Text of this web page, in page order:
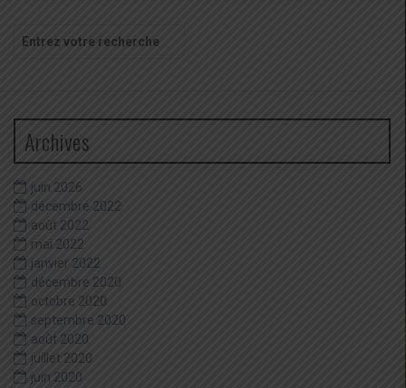
pour
Archives
juin 2026
décembre 2022
août 2022
mai 2022
janvier 2022
décembre 2020
octobre 2020
septembre 2020
août 2020
juillet 2020
juin 2020